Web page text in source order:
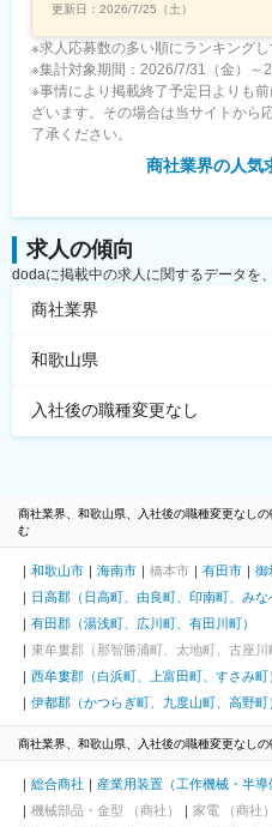
更新日： 2026/7/25（土）
※求人応募数の多い順にランキング
※集計対象期間：2026/7/31（金）～
※事情により掲載終了予定日よりも
ざいます。その場合は当サイトから
了承ください。
商社業界の人気
求人の傾向
dodaに掲載中の求人に関するデータを
商社業界
和歌山県
入社後の職種変更なし
商社業界、和歌山県、入社後の職種変更なし
む
和歌山市 海南市 橋本市 有田市 御
日高郡（日高町、由良町、印南町、みな
有田郡（湯浅町、広川町、有田川町）
東牟婁郡（那智勝浦町、太地町、古座川
西牟婁郡（白浜町、上富田町、すさみ町
伊都郡（かつらぎ町、九度山町、高野町
商社業界、和歌山県、入社後の職種変更なし
総合商社
産業用装置（工作機械・半
機械部品・金型 （商社）
家電 （商社）